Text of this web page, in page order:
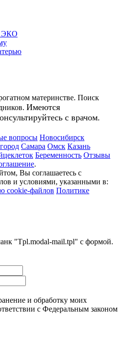
ЭКО
материнстве. Поиск
Имеются
с врачом.
вопросы Новосибирск
Самара Омск Казань
Беременность Отзывы
.
Вы соглашаетесь с
и условиями, указанными в:
cookie-файлов Политике
"Tpl.modal-mail.tpl" с формой.
и обработку моих
с Федеральным законом